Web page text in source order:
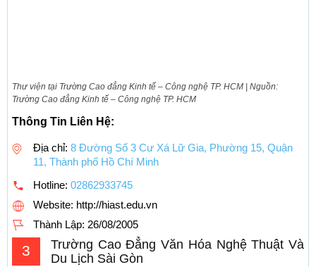
Thư viện tại Trường Cao đẳng Kinh tế – Công nghệ TP. HCM | Nguồn:
Trường Cao đẳng Kinh tế – Công nghệ TP. HCM
Thông Tin Liên Hệ:
Địa chỉ: 8 Đường Số 3 Cư Xá Lữ Gia, Phường 15, Quận
11, Thành phố Hồ Chí Minh
Hotline: 02862933745
Website: http://hiast.edu.vn
Thành Lập: 26/08/2005
3
Trường Cao Đẳng Văn Hóa Nghệ Thuật Và
Du Lịch Sài Gòn